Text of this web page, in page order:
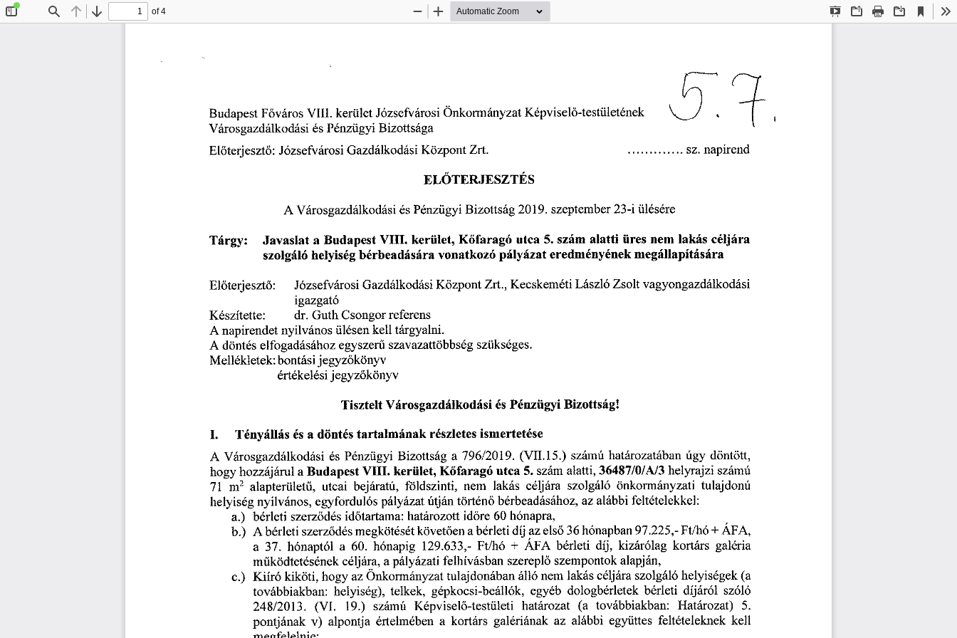
Find Previous
Next
of 4
Presentation
OpenPrint Download
Current
View
Zoom
Zoom
Budapest Főváros VIII. kerület Józsefvárosi Önkormányzat Képviselő-testületének
Városgazdálkodási és Pénzügyi Bizottsága
Előterjesztő: Józsefvárosi Gazdálkodási Központ Zrt. sz. napirend
ELŐTERJESZTÉS
A Városgazdálkodási és Pénzügyi Bizottság 2019. szeptember 23-i ülésére
Tárgy: Javaslat a Budapest VIII. kerület, Kőfaragó utca 5. szám alatti üres nem lakás céljára
szolgáló helyiség bérbeadására vonatkozó pályázat eredményének megállapítására
Előterjesztő: Józsefvárosi Gazdálkodási Központ Zrt., Kecskeméti László Zsolt vagyongazdálkodási
igazgató
Készítette:
dr. Guth Csongor referens
A napirendet nyilvános ülésen kell tárgyalni.
A döntés elfogadásához egyszerű szavazattöbbség szükséges.
Mellékletek: bontási jegyzőkönyv
értékelési jegyzőkönyv
Tisztelt Városgazdálkodási és Pénzügyi Bizottság!
I. Tényállás es a döntés tartalmának részletes ismertetése
A Városgazdálkodási és Pénzügyi Bizottság a 796/2019. (VH.15 ) számú határozatában úgy döntött,
hogy hozzájárul a Budapest VIII. kerület, Kőfaragó utca 5. szám alatti, 36487/0/A/3 helyrajzi számú
71
ni2 alapterületű , utcai bejáratú, földszinti, nem lakás céljára szolgáló önkormányzati tulajdonú
helyiség nyilvános, egyfordulós pályázat útján történő bérbeadásához, az alábbi feltételekkel:
a.) bérleti szerződés időtartama: határozott időre 60 hónapra,
b.)
A bérleti szerződés megkötését követően a bérleti díj az első 36 hónapban 97.225,- Ft/hó + ÁFA,
a 37. hónaptól a 60. hónapig 129.633,- Ft/hó + ÁFA bérleti díj, kizárólag kortárs galéria
működtetésének céljára, a pályázati felhívásban szereplő szempontok alapján,
c.) Kiíró kiköti, hogy az Önkormányzat tulajdonában álló nem lakás céljára szolgáló helyiségek (a
továbbiakban: helyiség), telkek, gépkocsi-beállók, egyéb dologbérletek bérleti díjáról szóló
248/2013.
(VI. 19.) számú Képviselő-testületi határozat (a továbbiakban: Határozat)
5.
pontjának v) alpontja értelmében a kortárs galériának az alábbi együttes feltételeknek kell
megfelelnie: